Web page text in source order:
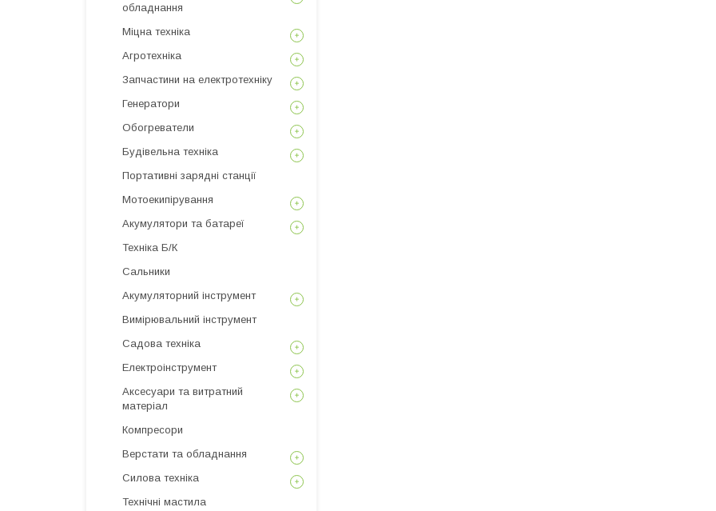
обладнання
Міцна техніка
Агротехніка
Запчастини на електротехніку
Генератори
Обогреватели
Будівельна техніка
Портативні зарядні станції
Мотоекипірування
Акумулятори та батареї
Техніка Б/К
Сальники
Акумуляторний інструмент
Вимірювальний інструмент
Садова техніка
Електроінструмент
Аксесуари та витратний
матеріал
Компресори
Верстати та обладнання
Силова техніка
Технічні мастила